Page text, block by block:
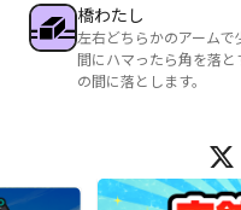
橋わたし
左右どちらかのアーム
間にハマったら角を落
の間に落とします。